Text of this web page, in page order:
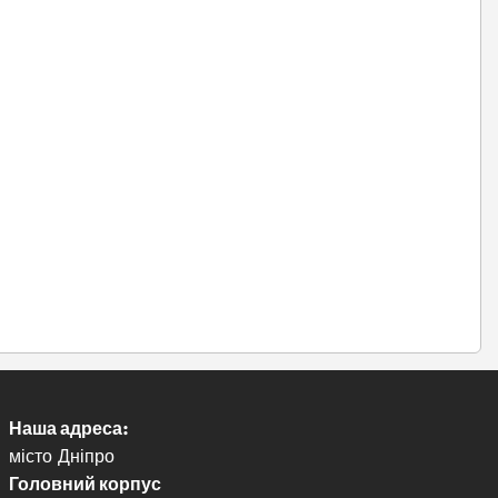
Наша адреса:
місто Дніпро
Головний корпус